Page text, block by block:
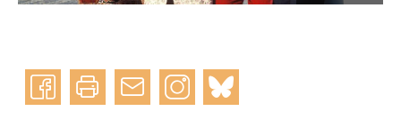
Instagram
bluesky